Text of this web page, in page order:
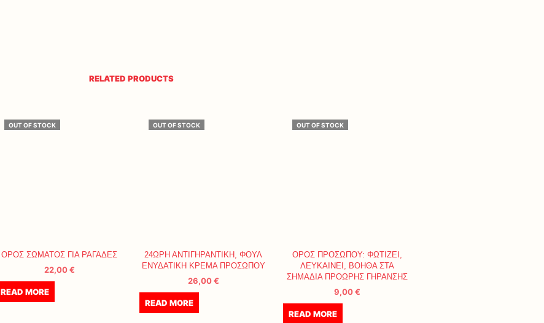
RELATED PRODUCTS
OUT OF STOCK
ΟΡΟΣ ΣΩΜΑΤΟΣ ΓΙΑ ΡΑΓΑΔΕΣ
22,00€
READ MORE
OUT OF STOCK
24ΩΡΗ ΑΝΤΙΓΗΡΑΝΤΙΚΗ, ΦΟΥΛ
ΕΝΥΔΑΤΙΚΗ ΚΡΕΜΑ ΠΡΟΣΩΠΟΥ
26,00€
READ MORE
OUT OF STOCK
ΟΡΟΣ ΠΡΟΣΩΠΟΥ: ΦΩΤΙΖΕΙ,
ΛΕΥΚΑΙΝΕΙ, ΒΟΗΘΑ ΣΤΑ
ΣΗΜΑΔΙΑ ΠΡΟΩΡΗΣ ΓΗΡΑΝΣΗΣ
9,00€
READ MORE